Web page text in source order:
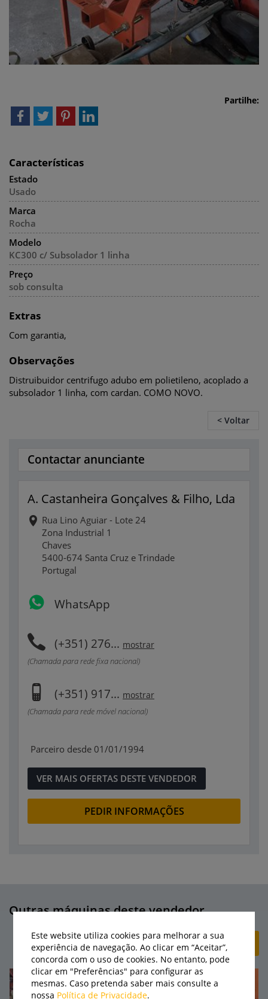
Partilhe:
Características
Estado
Usado
Marca
Rocha
Modelo
KC300 c/ Subsolador 1 linha
Preço
sob consulta
Extras
Com garantia,
Observações
Distruibuidor centrifugo adubo em polietileno, acoplado a
subsolador 1 linha, com cardan. COMO NOVO.
< Voltar
Contactar anunciante
A. Castanheira Gonçalves & Filho, Lda
Rua Lino Aguiar - Lote 24
Zona Industrial 1
Chaves
5400-674 Santa Cruz e Trindade
Portugal
WhatsApp
(+351) 276... mostrar
(Chamada para rede fixa nacional)
(+351) 917... mostrar
(Chamada para rede móvel nacional)
Parceiro desde 01/01/1994
VER MAIS OFERTAS DESTE VENDEDOR
PEDIR INFORMAÇÕES
Outras máquinas deste vendedor
+ CRIAR ANÚNCIO
Este website utiliza cookies para melhorar a sua
experiência de navegação. Ao clicar em “Aceitar”,
concorda com o uso de cookies. No entanto, pode
clicar em "Preferências" para configurar as
mesmas. Caso pretenda saber mais consulte a
nossa Política de Privacidade.